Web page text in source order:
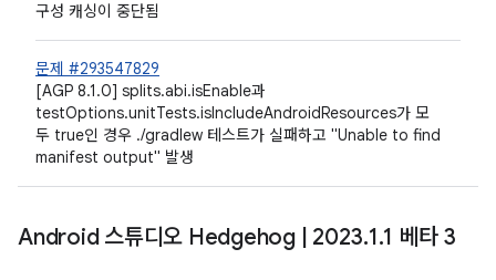
구성 캐싱이 중단됨
문제 #293547829
[AGP 8.1.0] splits.abi.isEnable과
testOptions.unitTests.isIncludeAndroidResources가 모
두 true인 경우 ./gradlew 테스트가 실패하고 "Unable to find
manifest output" 발생
Android 스튜디오 Hedgehog 2023.1.1 베타 3